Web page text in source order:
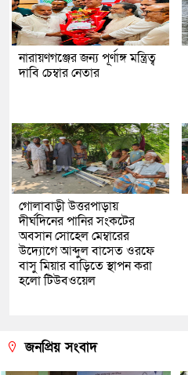
নারায়ণগঞ্জের জন্য পূর্ণাঙ্গ মন্ত্রিত্ব
দাবি চেম্বার নেতার
গোলাবাড়ী উত্তরপাড়ায়
দীর্ঘদিনের পানির সংকটের
অবসান সোহেল মেম্বারের
উদ্যোগে আব্দুল বাসেত ওরফে
বাসু মিয়ার বাড়িতে স্থাপন করা
হলো টিউবওয়েল
জনপ্রিয় সংবাদ